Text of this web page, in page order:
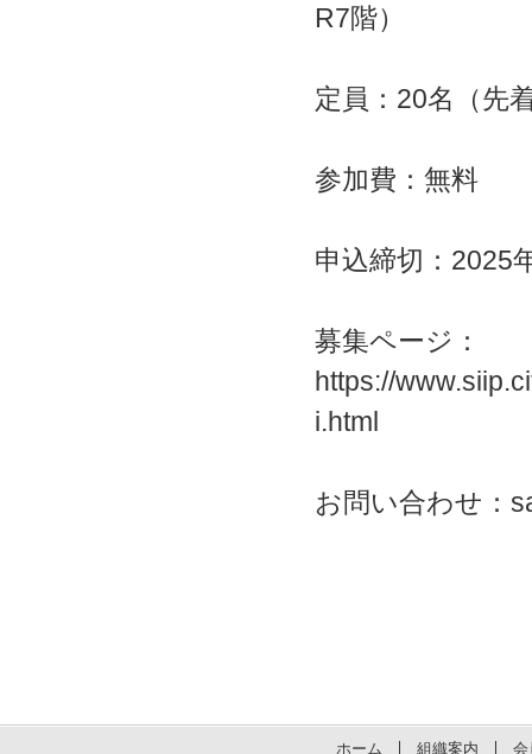
R7階）
定員：20名（先
参加費：無料
申込締切：2025
募集ページ：
https://
i.html
お問い合わせ：
ホーム 組織案内 会